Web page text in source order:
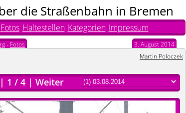
die Straßenbahn in Bremen
Fotos Haltestellen Kategorien Impressum
- Fotos 3. August 2014
Martin Poloczek
| 1 / 4 | Weiter